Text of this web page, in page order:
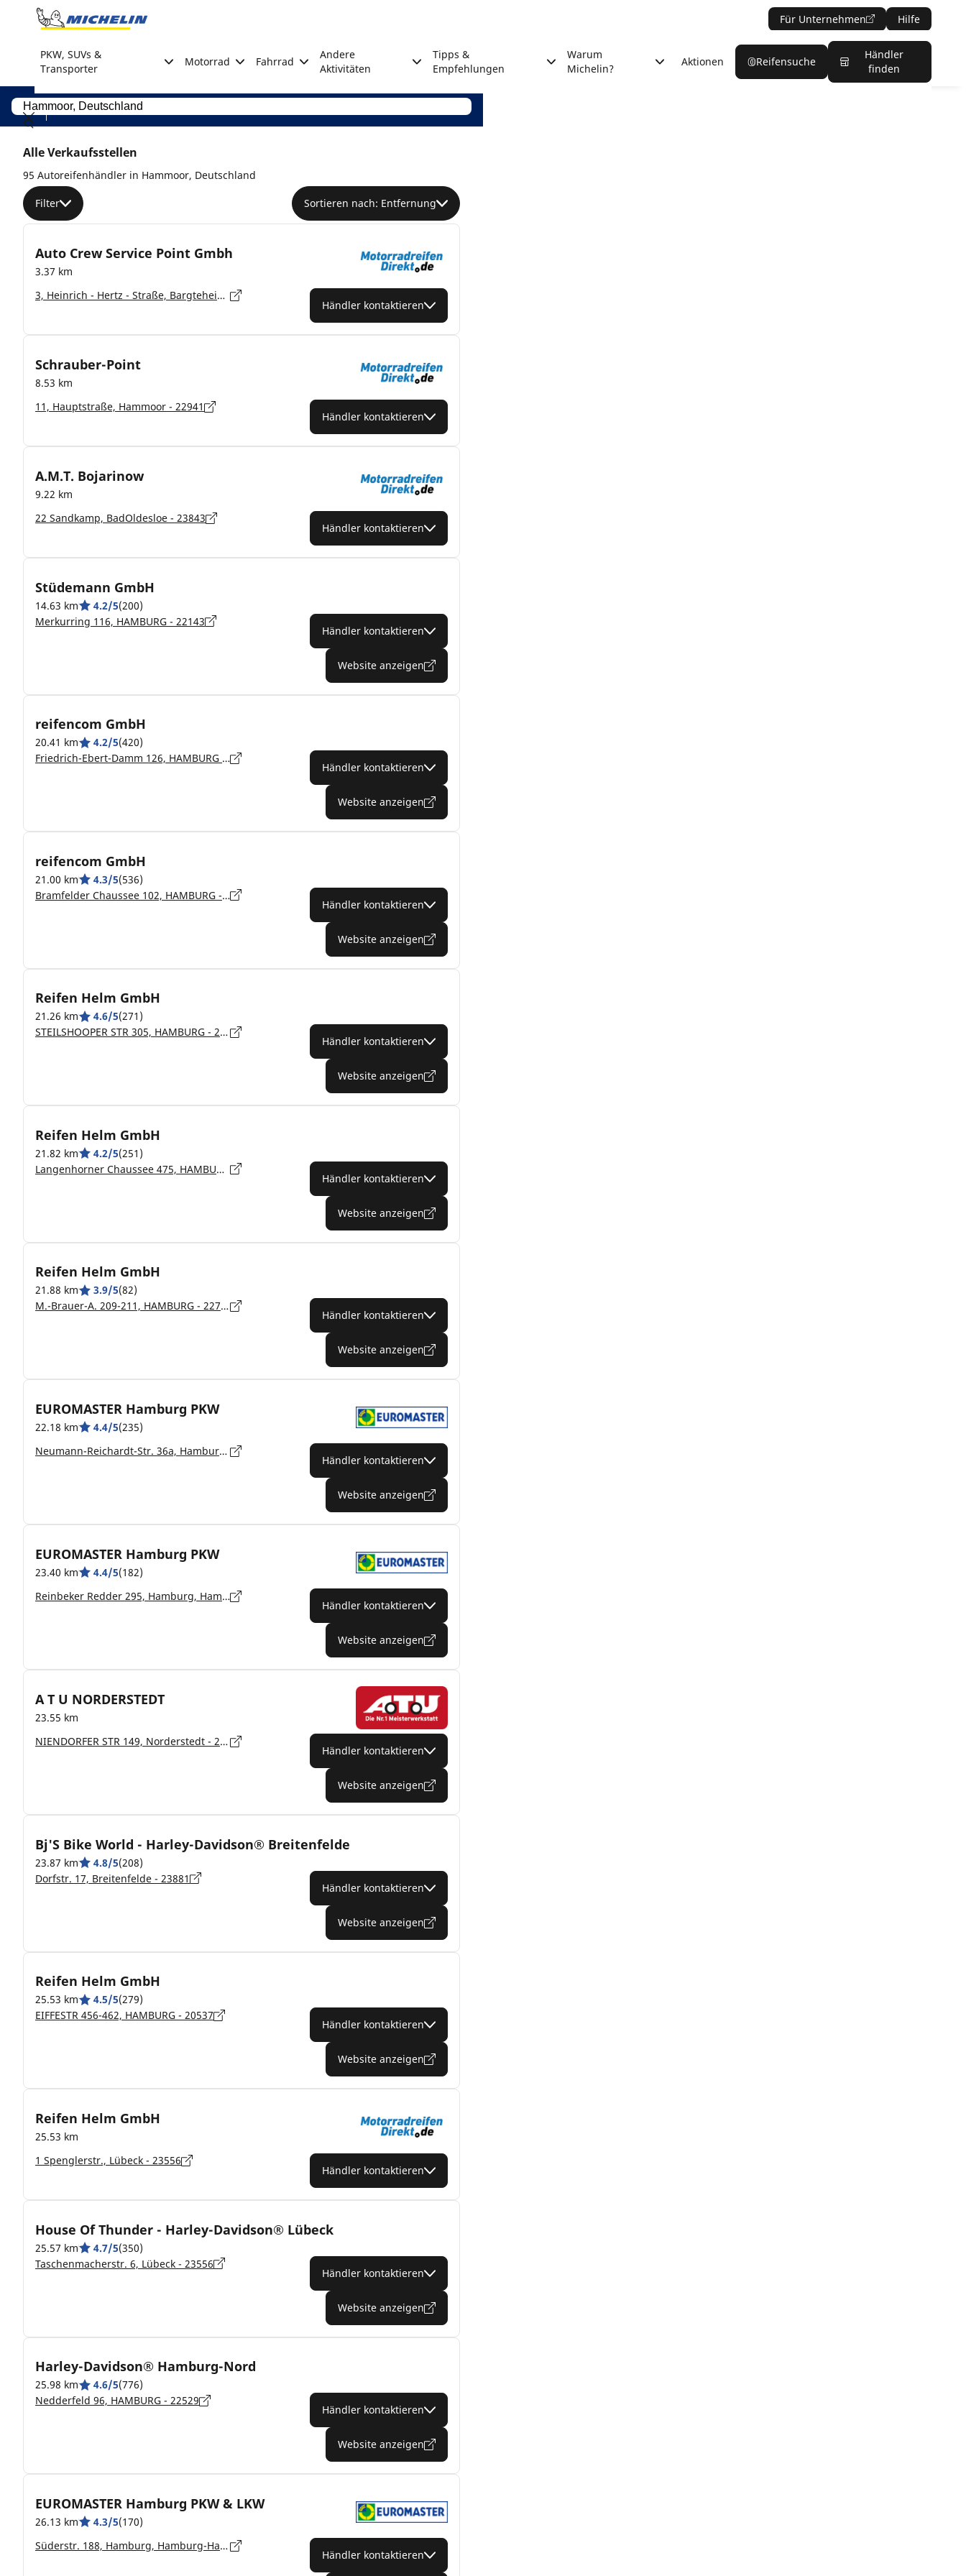
Go to page content
Für Unternehmen Hilfe
PKW, SUVs &
Transporter
Motorrad Fahrrad
Andere
Aktivitäten
Tipps &
Empfehlungen
Warum
Michelin?
Aktionen Reifensuche
Händler
finden
Alle Verkaufsstellen
95 Autoreifenhändler in Hammoor, Deutschland
Filter Sortieren nach: Entfernung
Auto Crew Service Point Gmbh
3.37 km
3, Heinrich - Hertz - Straße, Bargteheide - 22941
Händler kontaktieren
Schrauber-Point
8.53 km
11, Hauptstraße, Hammoor - 22941
Händler kontaktieren
A.M.T. Bojarinow
9.22 km
22 Sandkamp, BadOldesloe - 23843
Händler kontaktieren
Stüdemann GmbH
14.63 km 4.2/5(200)
Merkurring 116, HAMBURG - 22143
Händler kontaktieren
Website anzeigen
reifencom GmbH
20.41 km 4.2/5(420)
Friedrich-Ebert-Damm 126, HAMBURG - 22047
Händler kontaktieren
Website anzeigen
reifencom GmbH
21.00 km 4.3/5(536)
Bramfelder Chaussee 102, HAMBURG - 22177
Händler kontaktieren
Website anzeigen
Reifen Helm GmbH
21.26 km 4.6/5(271)
STEILSHOOPER STR 305, HAMBURG - 22309
Händler kontaktieren
Website anzeigen
Reifen Helm GmbH
21.82 km 4.2/5(251)
Langenhorner Chaussee 475, HAMBURG - 22419
Händler kontaktieren
Website anzeigen
Reifen Helm GmbH
21.88 km 3.9/5(82)
M.-Brauer-A. 209-211, HAMBURG - 22765
Händler kontaktieren
Website anzeigen
EUROMASTER Hamburg PKW
22.18 km 4.4/5(235)
Neumann-Reichardt-Str. 36a, Hamburg, Hamburg Wandsbek - 22041
Händler kontaktieren
Website anzeigen
EUROMASTER Hamburg PKW
23.40 km 4.4/5(182)
Reinbeker Redder 295, Hamburg, Hamburg Lohbrügge - 21031
Händler kontaktieren
Website anzeigen
A T U NORDERSTEDT
23.55 km
NIENDORFER STR 149, Norderstedt - 22848
Händler kontaktieren
Website anzeigen
Bj'S Bike World - Harley-Davidson® Breitenfelde
23.87 km 4.8/5(208)
Dorfstr. 17, Breitenfelde - 23881
Händler kontaktieren
Website anzeigen
Reifen Helm GmbH
25.53 km 4.5/5(279)
EIFFESTR 456-462, HAMBURG - 20537
Händler kontaktieren
Website anzeigen
Reifen Helm GmbH
25.53 km
1 Spenglerstr., Lübeck - 23556
Händler kontaktieren
House Of Thunder - Harley-Davidson® Lübeck
25.57 km 4.7/5(350)
Taschenmacherstr. 6, Lübeck - 23556
Händler kontaktieren
Website anzeigen
Harley-Davidson® Hamburg-Nord
25.98 km 4.6/5(776)
Nedderfeld 96, HAMBURG - 22529
Händler kontaktieren
Website anzeigen
EUROMASTER Hamburg PKW & LKW
26.13 km 4.3/5(170)
Süderstr. 188, Hamburg, Hamburg-Hamm - 20537
Händler kontaktieren